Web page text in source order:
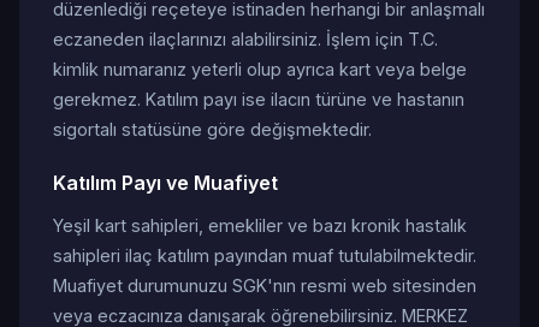
düzenlediği reçeteye istinaden herhangi bir anlaşmalı
eczaneden ilaçlarınızı alabilirsiniz. İşlem için T.C.
kimlik numaranız yeterli olup ayrıca kart veya belge
gerekmez. Katılım payı ise ilacın türüne ve hastanın
sigortalı statüsüne göre değişmektedir.
Katılım Payı ve Muafiyet
Yeşil kart sahipleri, emekliler ve bazı kronik hastalık
sahipleri ilaç katılım payından muaf tutulabilmektedir.
Muafiyet durumunuzu SGK'nın resmi web sitesinden
veya eczacınıza danışarak öğrenebilirsiniz. MERKEZ